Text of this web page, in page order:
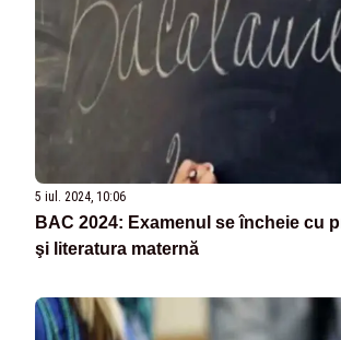
5 iul. 2024, 10:06
BAC 2024: Examenul se încheie cu
şi literatura maternă